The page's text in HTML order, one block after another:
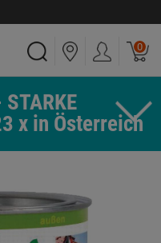
0
STARKE
x in Österreich